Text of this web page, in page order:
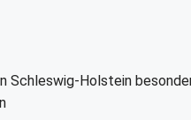
Holstein